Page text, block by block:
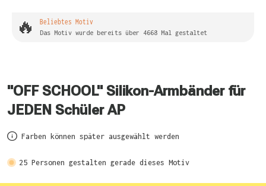
🔥 Beliebtes Motiv
Das Motiv wurde bereits über 4668 Mal gestaltet
"OFF SCHOOL" Silikon-Armbänder für
JEDEN Schüler AP
Farben können später ausgewählt werden
25 Personen gestalten gerade dieses Motiv